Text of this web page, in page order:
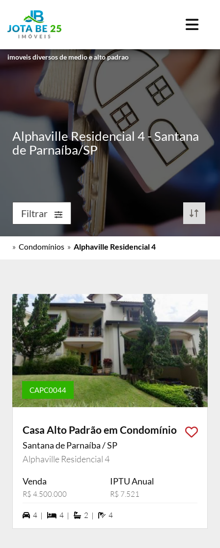
imoveis diversos de medio e alto padrao
Alphaville Residencial 4 - Santana
de Parnaíba/SP
Filtrar
» Condomínios » Alphaville Residencial 4
CAPC0044
Casa Alto Padrão em Condomínio
Santana de Parnaíba / SP
Alphaville Residencial 4
Venda
R$ 4.500.000
IPTU Anual
R$ 7.521
4 vagas na garagem
4 | 4 dormiórios
4 | 2 suítes
2 | 4 banheiros
4